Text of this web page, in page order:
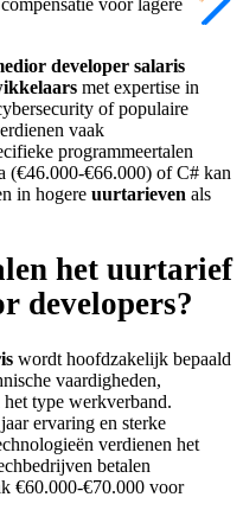
developer salaris
met expertise in
of populaire
vaak
programmeertalen
(€46.000-€66.000) of C# kan
in hogere uurtarieven als
het uurtarief
developers?
wordt hoofdzakelijk bepaald
vaardigheden,
type werkverband.
ervaring en sterke
verdienen het
betalen
€60.000-€70.000 voor